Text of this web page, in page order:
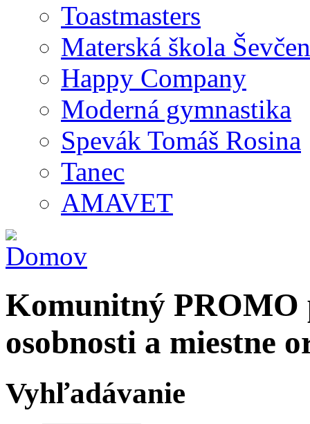
Toastmasters
Materská škola
Happy Company
Moderná gymnastika
Spevák Tomáš Rosina
Tanec
AMAVET
Komunitný
osobnosti a miestne
Vyhľadávanie